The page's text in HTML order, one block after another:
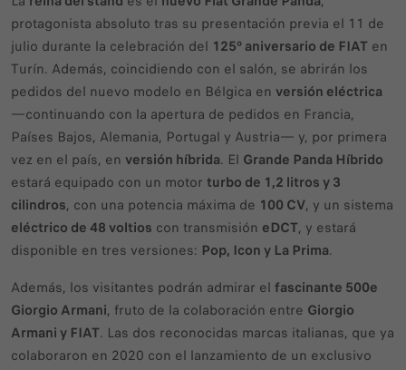
protagonista absoluto tras su presentación previa el 11 de
julio durante la celebración del 125º aniversario de FIAT en
Turín. Además, coincidiendo con el salón, se abrirán los
pedidos del nuevo modelo en Bélgica en versión eléctrica
—continuando con la apertura de pedidos en Francia,
Países Bajos, Alemania, Portugal y Austria— y, por primera
vez en el país, en versión híbrida. El Grande Panda Híbrido
estará equipado con un motor turbo de 1,2 litros y 3
cilindros, con una potencia máxima de 100 CV, y un sistema
eléctrico de 48 voltios con transmisión eDCT, y estará
disponible en tres versiones: Pop, Icon y La Prima.
Además, los visitantes podrán admirar el fascinante 500e
Giorgio Armani, fruto de la colaboración entre Giorgio
Armani y FIAT. Las dos reconocidas marcas italianas, que ya
colaboraron en 2020 con el lanzamiento de un exclusivo